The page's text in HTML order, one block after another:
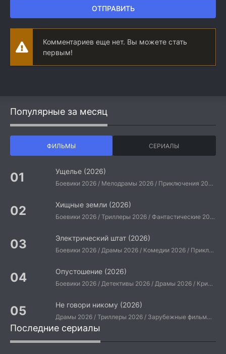
ОТПРАВИТЬ
Комментариев еще нет. Вы можете стать
первым!
Популярные за месяц
ФИЛЬМЫ СЕРИАЛЫ
Ущелье (2026)
Боевики 2026 / Мелодрамы 2026 / Приключения 2026 / Ужасы 2026 / Фантастические 2026 / Зарубежные фильмы 2026 / Американские фильмы / Фильмы 2026
Хищные земли (2026)
Боевики 2026 / Триллеры 2026 / Фантастические 2026 / Зарубежные фильмы 2026 / Американские фильмы / Фильмы 2026
Электрический штат (2026)
Боевики 2026 / Драмы 2026 / Комедии 2026 / Приключения 2026 / Фантастические 2026 / Зарубежные фильмы 2026 / Американские фильмы / Фильмы 2026
Опустошение (2026)
Боевики 2026 / Детективы 2026 / Драмы 2026 / Криминальные фильмы 2026 / Триллеры 2026 / Зарубежные фильмы 2026 / Американские фильмы / Фильмы 2026
Не говори никому (2026)
Драмы 2026 / Триллеры 2026 / Зарубежные фильмы 2026 / Американские фильмы / Фильмы 2026
Последние сериалы